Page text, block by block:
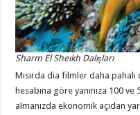
Sharm El Sheıkh Dalışları
Mısırda dia filmler daha
hesabına göre yanınıza 100
almanızda ekonomik açıdan